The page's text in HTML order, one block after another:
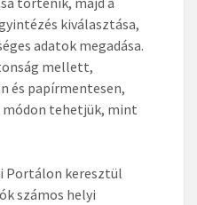
kiválasztása,
adatok megadása.
mellett,
és papírmentesen,
tehetjük, mint
Portálon keresztül
számos helyi